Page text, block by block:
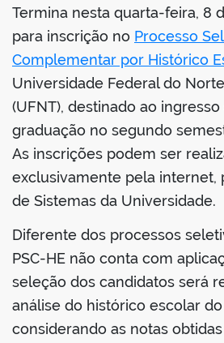
Termina nesta quarta-feira, 8
para inscrição no Processo
Complementar por Histórico
Universidade Federal do
(UFNT), destinado ao
graduação no segundo
As inscrições podem ser
exclusivamente pela internet,
de Sistemas da Universidade.
Diferente dos processos
PSC-HE não conta com
seleção dos candidatos será
análise do histórico escolar
considerando as notas